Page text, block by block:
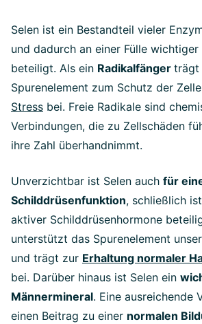
Selen ist ein Bestandteil vieler
und dadurch an einer Fülle
beteiligt. Als ein Radikalfänger trägt
Spurenelement zum Schutz der
Stress bei. Freie Radikale sind
Verbindungen, die zu Zellschäden
ihre Zahl überhandnimmt.
Unverzichtbar ist Selen auch für
Schilddrüsenfunktion, schließlich
aktiver Schilddrüsenhormone
unterstützt das Spurenelement
und trägt zur Erhaltung normaler
bei. Darüber hinaus ist Selen ein
Männermineral. Eine ausreichende
einen Beitrag zu einer normalen